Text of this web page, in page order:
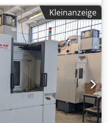
10’000 kg,
U/min, Leistung des
der Steckplätze im
Achsen:4, Diese 4-
D wurde 2012 hergestellt.
Spindeldrehzahl von
von 80
Bearbeitung ermöglicht.
Werkstückpaletten mit
Wenn Sie auf der Suche
sind,
Starrag
Kleinanzeige